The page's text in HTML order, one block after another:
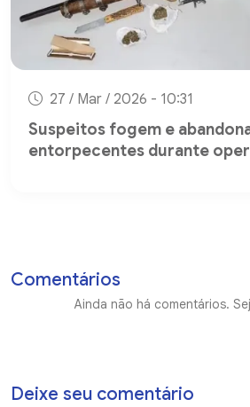
27 / Mar / 2026 - 10:31
Suspeitos fogem e
entorpecentes durante
Comentários
Ainda não há comentários.
Deixe seu comentário